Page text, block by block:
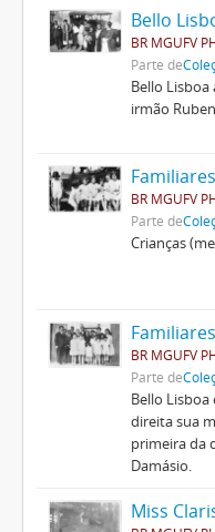
Bello
BR MGUFV
Parte de
Bello
irmão
BR MGUFV
Parte de
Crianças
BR MGUFV
Parte de
Bello
direita sua
primeira da
Damásio.